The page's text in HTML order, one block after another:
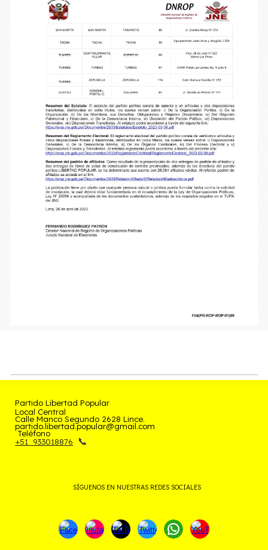
PartidoLibertad Popular
Local Central
Calle Manco Segundo 2628 Lince.
partido.libertad.popular@gmail.com
Teléfono
+51
933018876 📞
SÍGUENOS EN NUESTRAS REDES SOCIALES